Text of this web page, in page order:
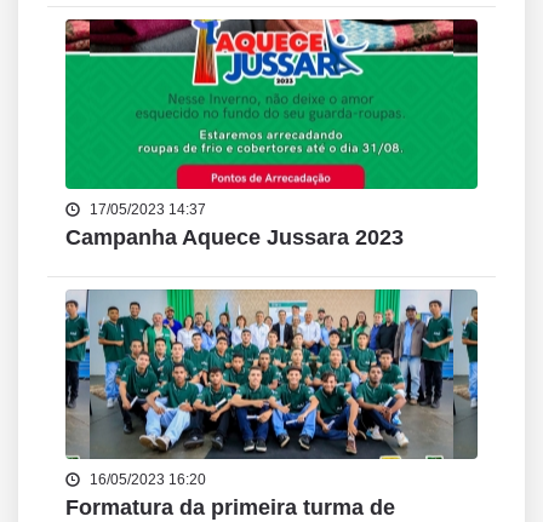
17/05/2023 14:37
Campanha Aquece Jussara 2023
16/05/2023 16:20
Formatura da primeira turma de